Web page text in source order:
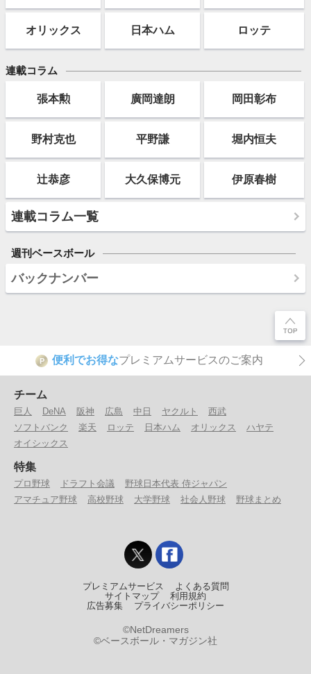
オリックス 日本ハム ロッテ
連載コラム
張本勲 廣岡達朗 岡田彰布
野村克也 平野謙 堀内恒夫
辻恭彦 大久保博元 伊原春樹
連載コラム一覧
週刊ベースボール
バックナンバー
P 便利でお得なプレミアムサービスのご案内
チーム
巨人 DeNA 阪神 広島 中日 ヤクルト
西武
ソフトバンク
楽天 ロッテ 日本ハム オリックス
ハヤテ
オイシックス
特集
プロ野球 ドラフト会議
野球日本代表 侍ジャパン
アマチュア野球
高校野球 大学野球 社会人野球 野球まとめ
プレミアムサービス
よくある質問
サイトマップ
利用規約
広告募集
プライバシーポリシー
©NetDreamers
©ベースボール・マガジン社